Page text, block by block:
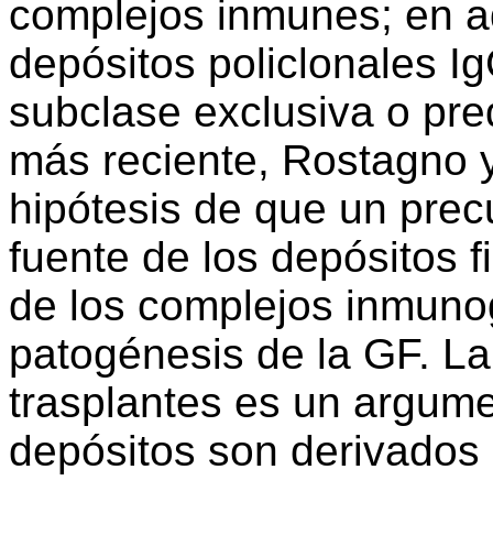
complejos inmunes; en
depósitos policlonales
subclase exclusiva o
más reciente, Rostagno
hipótesis de que un
fuente de los depósitos
de los complejos
patogénesis de la GF.
trasplantes es un
depósitos son